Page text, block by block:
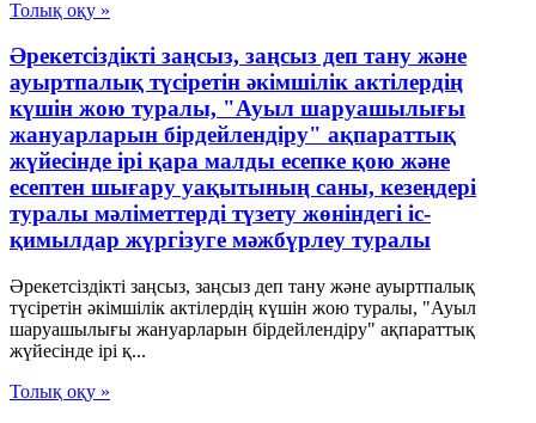
Толық оқу »
Әрекетсіздікті заңсыз, заңсыз деп тану және
ауыртпалық түсіретін әкімшілік актілердің
күшін жою туралы, "Ауыл шаруашылығы
жануарларын бірдейлендіру" ақпараттық
жүйесінде ірі қара малды есепке қою және
есептен шығару уақытының саны, кезеңдері
туралы мәліметтерді түзету жөніндегі іс-
қимылдар жүргізуге мәжбүрлеу туралы
Әрекетсіздікті заңсыз, заңсыз деп тану және ауыртпалық
түсіретін әкімшілік актілердің күшін жою туралы, "Ауыл
шаруашылығы жануарларын бірдейлендіру" ақпараттық
жүйесінде ірі қ...
Толық оқу »